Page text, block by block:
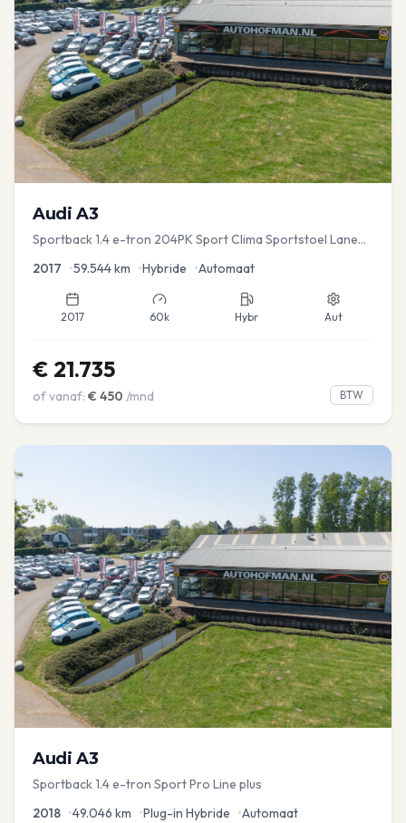
Audi A3
Sportback 1.4 e-tron 204PK Sport Clima Sportstoel Lane
2017 •59.544km •Hybride •Automaat
2017 60k Hybr Aut
€ 21.735
of vanaf: € 450 /mnd BTW
Audi A3
Sportback 1.4 e-tron Sport Pro Line plus
2018 •49.046 km •Plug-in Hybride •Automaat